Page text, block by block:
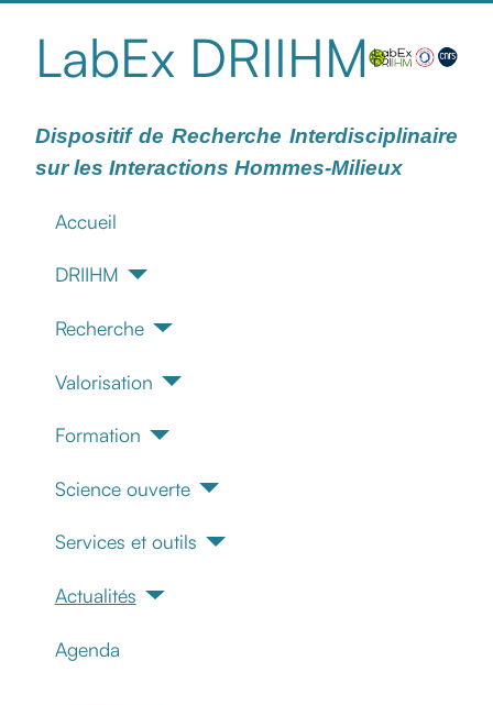
LabEx DRIIHM
Dispositif de Recherche Interdisciplinaire
sur les Interactions Hommes-Milieux
Accueil
DRIIHM
Recherche
Valorisation
Formation
Science ouverte
Services et outils
Actualités
Agenda